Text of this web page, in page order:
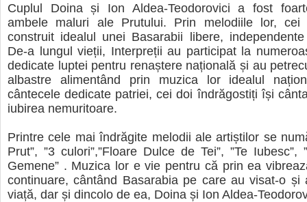
Cuplul Doina și Ion Aldea-Teodorovici a fost
ambele maluri ale Prutului. Prin melodiile lor,
construit idealul unei Basarabii libere,
De-a lungul vieții, Interpreții au participat la
dedicate luptei pentru renaștere națională și au
albastre alimentând prin muzica lor idealul
cântecele dedicate patriei, cei doi îndrăgostiți își
iubirea nemuritoare.
Printre cele mai îndrăgite melodii ale artiștilor se
Prut”, ”3 culori”,”Floare Dulce de Tei”, ”Te Iubesc”,
Gemene” . Muzica lor e vie pentru că prin ea
continuare, cântând Basarabia pe care au visat-o și
viață, dar și dincolo de ea, Doina și Ion Aldea-